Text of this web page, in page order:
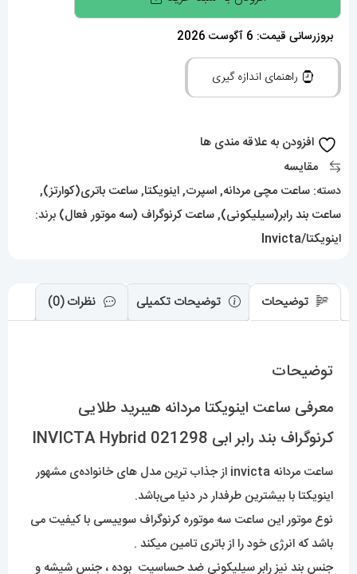
اینویکتا
مردانه
هیبرید
طلایی
رابر
Hybrid
021298
بروزرسانی قیمت: 6 آگوست 2026
راهنمای اندازه گیری
افزودن به علاقه مندی ها
مقایسه
دسته: ساعت مچی مردانه,اسپرت,اینویکتا,ساعت باتری(کوارتز),
ساعت بند رابر(سیلیکونی),ساعت کرنوگراف (سه موتور فعال) برند:
اینویکتا/Invicta
توضیحات توضیحات تکمیلی نظرات (0)
توضیحات
معرفی ساعت اینویکتا مردانه هیبرید طلایی
کرنوگراف بند رابر ابی INVICTA Hybrid 021298
ساعت مردانه invicta از جذاب ترین مدل های خانواده‌ی مشهور
اینویکتا با بیشترین طرفدار در دنیا می‌باشد.
نوع موتور این ساعت سه موتوره کرنوگراف سوییسی با کیفیت می
باشد که انرژی خود را از باتری تامین میکند .
جنس بند نیز رابر سیلیکونی ضد حساسیت بوده ، جنس شیشه و